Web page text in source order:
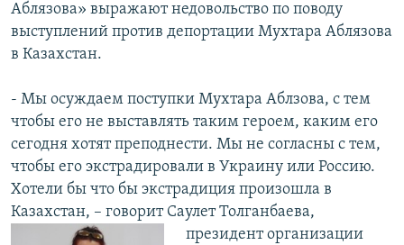
Аблязова» выражают недовольство по поводу
выступлений против депортации Мухтара Аблязова
в Казахстан.
- Мы осуждаем поступки Мухтара Аблзова, с тем
чтобы его не выставлять таким героем, каким его
сегодня хотят преподнести. Мы не согласны с тем,
чтобы его экстрадировали в Украину или Россию.
Хотели бы что бы экстрадиция произошла в
Казахстан, – говорит Саулет Толганбаева,
президент организации